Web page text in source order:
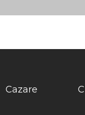
Cazare